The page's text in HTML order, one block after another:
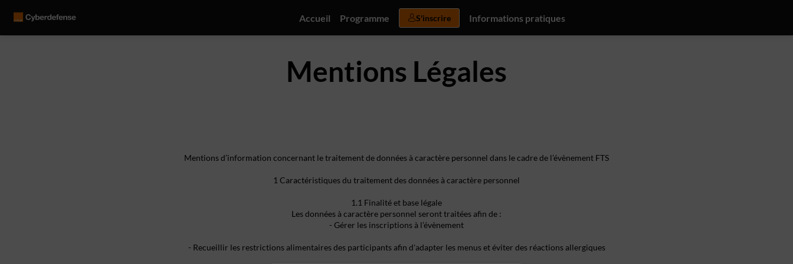
Accueil Programme S'inscrire Informations pratiques
Mentions Légales
Mentions d’information concernant le traitement de données à caractère personnel dans le cadre de l’évènement FTS
1 Caractéristiques du traitement des données à caractère personnel
1.1 Finalité et base légale
Les données à caractère personnel seront traitées afin de :
- Gérer les inscriptions à l’évènement
- Recueillir les restrictions alimentaires des participants afin d'adapter les menus et éviter des réactions allergiques